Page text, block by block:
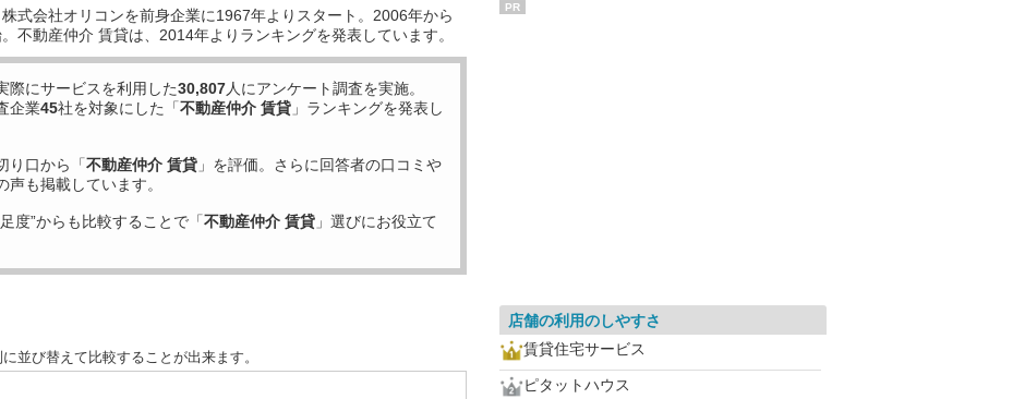
式会社オリコンを前身企業に1967年よりスタート。2006年から
不動産仲介 賃貸は、2014年よりランキングを発表しています。
際にサービスを利用した30,807人にアンケート調査を実施。
企業45社を対象にした「不動産仲介 賃貸 」ランキングを発表し
り口から「不動産仲介 賃貸 」を評価。さらに回答者の口コミや
も掲載しています。
度”からも比較することで「不動産仲介 賃貸 」選びにお役立て
並び替えて比較することが出来ます。
PR
店舗の利用のしやすさ
賃貸住宅サービス
ピタットハウス